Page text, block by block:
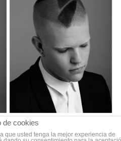
de cookies
que usted tenga la mejor experiencia de